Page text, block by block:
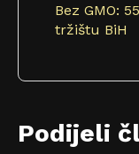
Bez GMO:
tržištu BiH
Podijeli